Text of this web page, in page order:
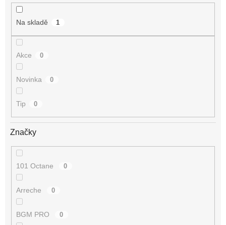
Na skladě 1
Akce 0
Novinka 0
Tip 0
Značky
101 Octane 0
Arreche 0
BGM PRO 0